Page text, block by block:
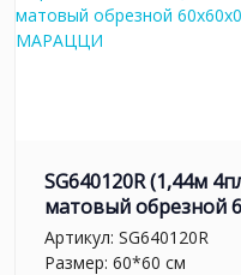
SG640120R (1,44м
матовый обрезной
Артикул: SG640120R
Размер: 60*60 см